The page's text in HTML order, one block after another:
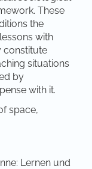
These
the
with
constitute
situations
by
with it.
space,
Lernen und